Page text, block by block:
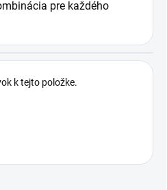
pre každého
k tejto položke.